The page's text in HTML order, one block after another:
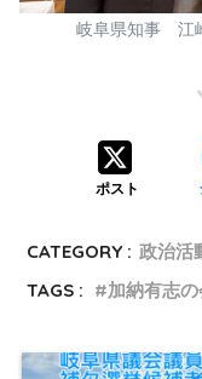
岐阜県知事 江
ポスト
CATEGORY : 政治活
TAGS :
加納有志